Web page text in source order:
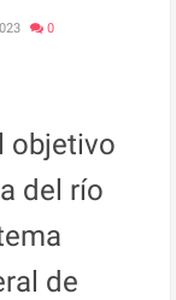
0
objetivo
del río
de